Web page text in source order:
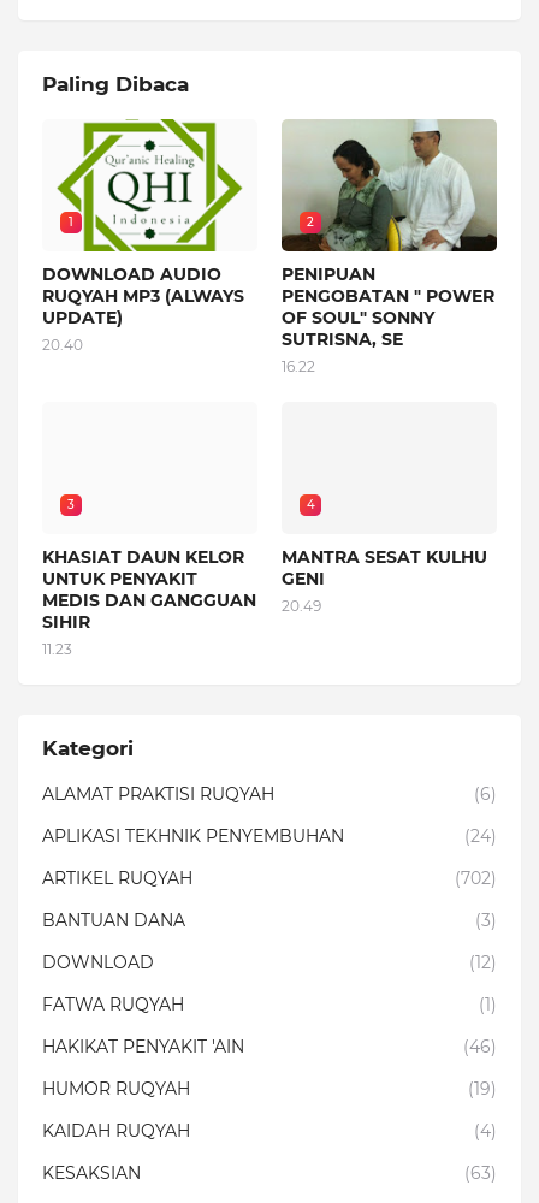
Paling Dibaca
1
DOWNLOAD AUDIO
RUQYAH MP3 (ALWAYS
UPDATE)
20.40
2
PENIPUAN
PENGOBATAN " POWER
OF SOUL" SONNY
SUTRISNA, SE
16.22
3
KHASIAT DAUN KELOR
UNTUK PENYAKIT
MEDIS DAN GANGGUAN
SIHIR
11.23
4
MANTRA SESAT KULHU
GENI
20.49
Kategori
ALAMAT PRAKTISI RUQYAH
(6)
APLIKASI TEKHNIK PENYEMBUHAN
(24)
ARTIKEL RUQYAH
(702)
BANTUAN DANA
(3)
DOWNLOAD
(12)
FATWA RUQYAH
(1)
HAKIKAT PENYAKIT 'AIN
(46)
HUMOR RUQYAH
(19)
KAIDAH RUQYAH
(4)
KESAKSIAN
(63)